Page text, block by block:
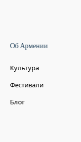
Об Армении
Культура
Фестивали
Блог